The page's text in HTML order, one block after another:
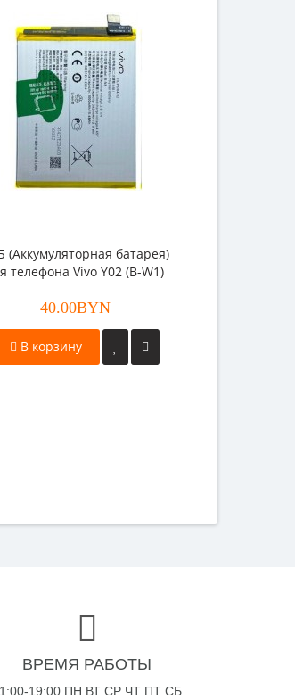
(Аккумуляторная батарея)
телефона Vivo Y02 (B-W1)
40.00BYN
В корзину
ВРЕМЯ РАБОТЫ
19:00 ПН ВТ СР ЧТ ПТ СБ